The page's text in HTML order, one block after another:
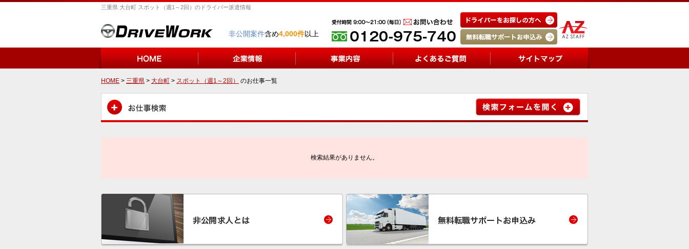
三重県 大台町 スポット（週1～2回）のドライバー派遣情報
非公開案件含め4,000件以上
HOME > 三重県 > 大台町 > スポット（週1～2回） のお仕事一覧
検索結果がありません。